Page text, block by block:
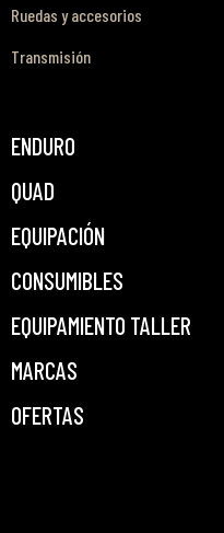
Ruedas y accesorios
Transmisión
ENDURO
QUAD
EQUIPACIÓN
CONSUMIBLES
EQUIPAMIENTO TALLER
MARCAS
OFERTAS